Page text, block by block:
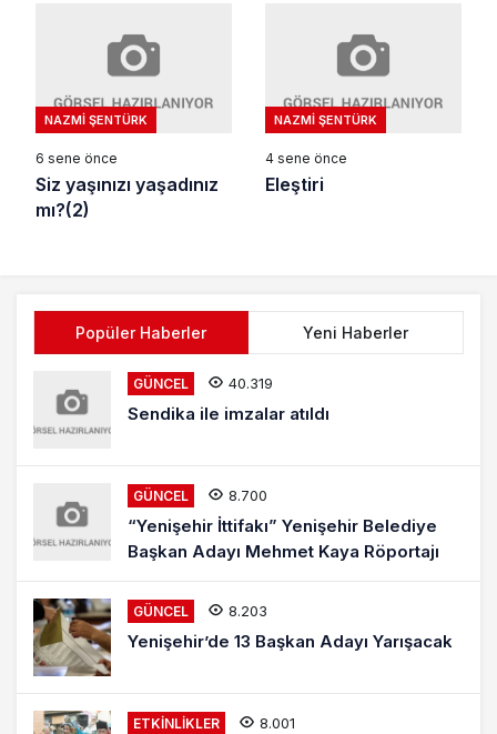
NAZMI ŞENTÜRK
6 sene önce
Siz yaşınızı yaşadınız
mı?(2)
NAZMI ŞENTÜRK
4 sene önce
Eleştiri
Popüler Haberler Yeni Haberler
GÜNCEL 40.319
Sendika ile imzalar atıldı
GÜNCEL 8.700
“Yenişehir İttifakı” Yenişehir Belediye
Başkan Adayı Mehmet Kaya Röportajı
GÜNCEL 8.203
Yenişehir’de 13 Başkan Adayı Yarışacak
ETKINLIKLER 8.001